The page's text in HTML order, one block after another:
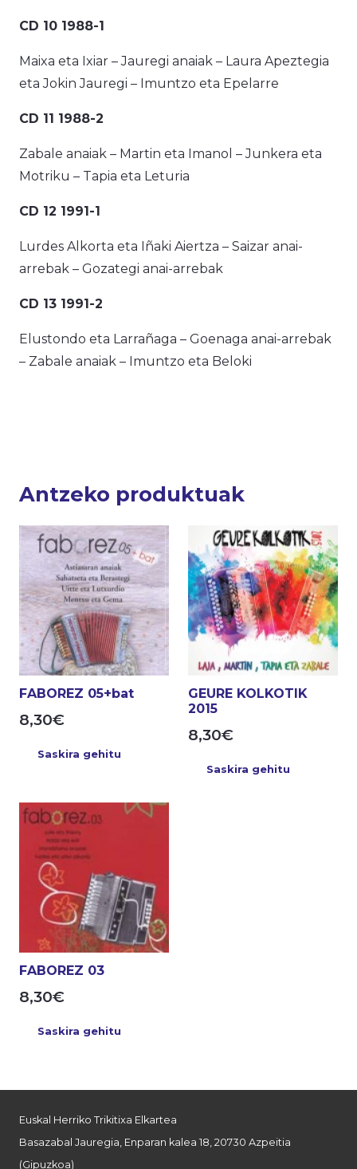
CD 10 1988-1
Maixa eta Ixiar – Jauregi anaiak – Laura Apeztegia
eta Jokin Jauregi – Imuntzo eta Epelarre
CD 11 1988-2
Zabale anaiak – Martin eta Imanol – Junkera eta
Motriku – Tapia eta Leturia
CD 12 1991-1
Lurdes Alkorta eta Iñaki Aiertza – Saizar anai-
arrebak – Gozategi anai-arrebak
CD 13 1991-2
Elustondo eta Larrañaga – Goenaga anai-arrebak
– Zabale anaiak – Imuntzo eta Beloki
Antzeko produktuak
FABOREZ 05+bat
8,30€
Saskira gehitu
GEURE KOLKOTIK
2015
8,30€
Saskira gehitu
FABOREZ 03
8,30€
Saskira gehitu
Euskal Herriko Trikitixa Elkartea
Basazabal Jauregia, Enparan kalea 18, 20730 Azpeitia
(Gipuzkoa)